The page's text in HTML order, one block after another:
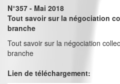
N°357 - Mai 2018
Tout savoir sur la négociation
branche
Tout savoir sur la négociation
branche
Lien de téléchargement: